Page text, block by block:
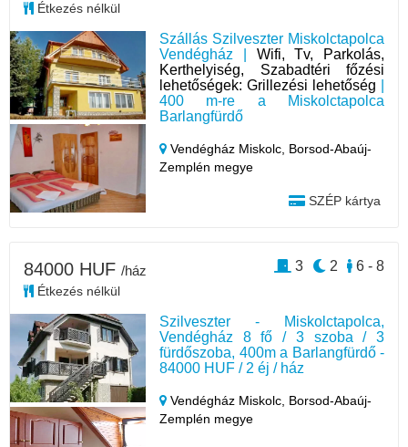
Szállás Szilveszter Miskolctapolca
Vendégház | Wifi, Tv, Parkolás,
Kerthelyiség, Szabadtéri főzési
lehetőségek: Grillezési lehetőség
400 m-re a Miskolctapolca
Barlangfürdő
Vendégház Miskolc, Borsod-Abaúj-
Zemplén megye
SZÉP kártya
Étkezés nélkül
Szilveszter - Miskolctapolca,
Vendégház 8 fő / 3 szoba / 3
fürdőszoba, 400m a Barlangfürdő -
84000 HUF / 2 éj / ház
Vendégház Miskolc, Borsod-Abaúj-
Zemplén megye
84000 HUF /ház
Étkezés nélkül
6 - 8
2
3